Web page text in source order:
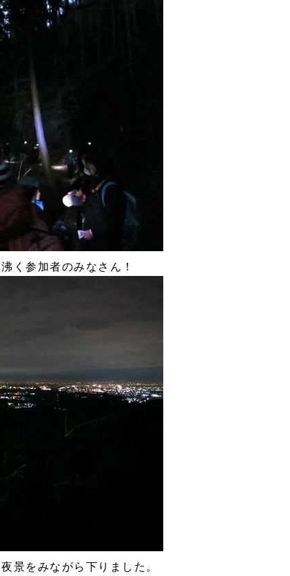
く参加者のみなさん！
景をみながら下りました。